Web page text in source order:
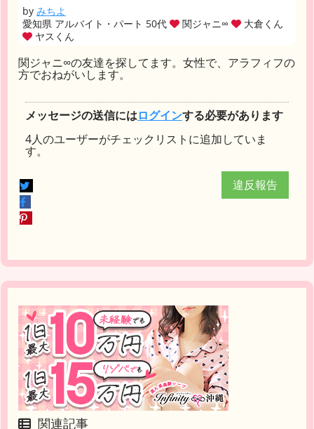
by みちよ
愛知県 アルバイト・パート 50代
関ジャニ∞
大倉くん
ヤスくん
関ジャニ∞の友達を探してます。女性で、アラフィフの
方でおねがいします。
メッセージの送信にはログインする必要があります
4人のユーザーがチェックリストに追加していま
す。
違反報告
関連記事